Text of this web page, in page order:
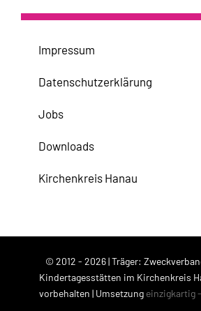
Impressum
Datenschutzerklärung
Jobs
Downloads
Kirchenkreis Hanau
© 2012 - 2026 | Träger:
Kindertagesstätten im Kirchenkreis
vorbehalten | Umsetzung einzigkartig